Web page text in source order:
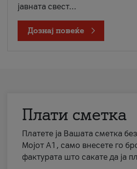
јавната свест...
Дознај повеќе
Плати сметка
Платете ја Вашата сметка
Мојот А1, само внесете го
фактурата што сакате да ја